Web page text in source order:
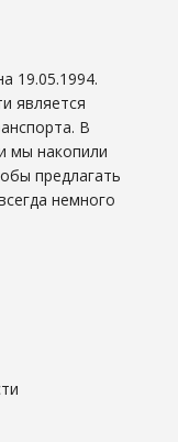
19.05.1994.
является
В
мы накопили
предлагать
немного